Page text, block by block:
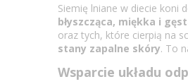
Siemię lniane w diecie koni
błyszcząca, miękka i
oraz tych, które cierpią na
stany zapalne skóry. To
Wsparcie układu